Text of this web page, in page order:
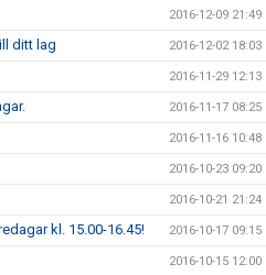
2016-12-09 21:49
ditt lag 2016-12-02 18:03
2016-11-29 12:13
2016-11-17 08:25
2016-11-16 10:48
2016-10-23 09:20
2016-10-21 21:24
kl. 15.00-16.45! 2016-10-17 09:15
2016-10-15 12:00